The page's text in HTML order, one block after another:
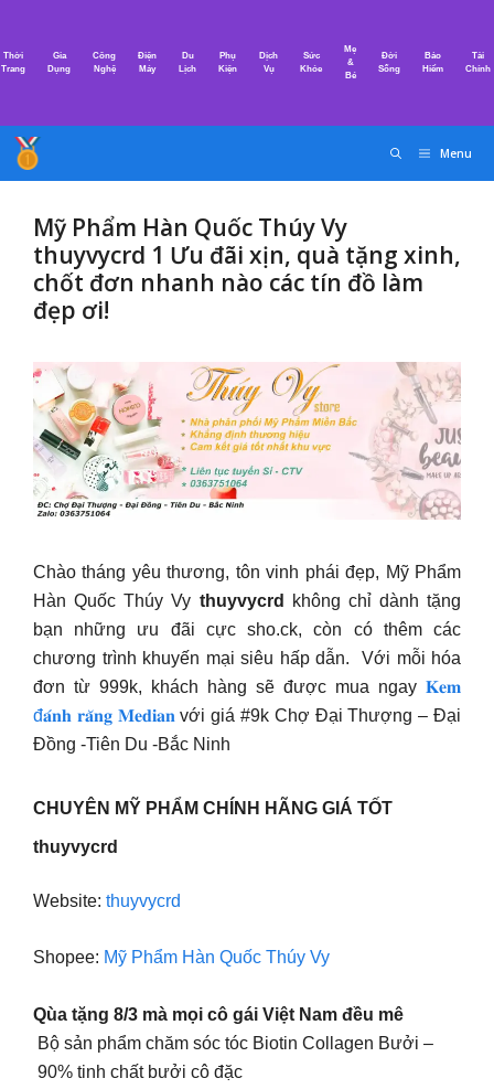
nội
Thời
Trang
Gia
Dụng
Công
Nghệ
Điện
Máy
Du
Lịch
Phụ
Kiện
Dịch
Vụ
Sức
Khỏe
Mẹ
&
Bé
Đời
Sống
Bảo
Hiểm
Tài
Chính
Menu
Mỹ Phẩm Hàn Quốc Thúy Vy
thuyvycrd 1 Ưu đãi xịn, quà tặng xinh,
chốt đơn nhanh nào các tín đồ làm
đẹp ơi!
Chào tháng yêu thương, tôn vinh phái đẹp, Mỹ Phẩm
Hàn Quốc Thúy Vy thuyvycrd
không chỉ dành tặng
bạn những ưu đãi cực sho.ck, còn có thêm các
chương trình khuyến mại siêu hấp dẫn. Với mỗi hóa
đơn từ 999k, khách hàng sẽ được mua ngay 𝐊𝐞𝐦
đ𝐚́𝐧𝐡 𝐫𝐚̆𝐧𝐠 𝐌𝐞𝐝𝐢𝐚𝐧với giá #9k Chợ Đại Thượng – Đại
Đồng -Tiên Du -Bắc Ninh
CHUYÊN MỸ PHẨM CHÍNH HÃNG GIÁ TỐT
thuyvycrd
Website: thuyvycrd
Shopee: Mỹ Phẩm Hàn Quốc Thúy Vy
Qùa tặng 8/3 mà mọi cô gái Việt Nam đều mê
Bộ sản phẩm chăm sóc tóc Biotin Collagen Bưởi –
90% tinh chất bưởi cô đặc